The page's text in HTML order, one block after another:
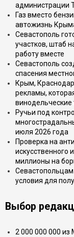
администрации
Газ вместо
автожизнь
Севастополь
участков, штаб
работу вместе
Севастополь
спасения
Крым,
рекламы,
винодельческие
Ручьи под
июля 2026 года
Проверка на
искусственного
миллионы на
условия для
Выбор
2 000 000 000